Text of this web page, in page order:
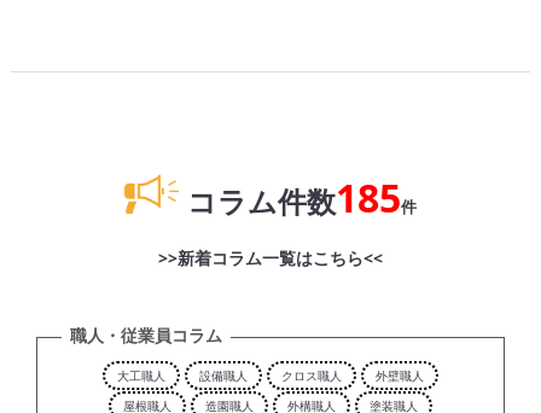
コラム件数185件
>>新着コラム一覧はこちら<<
職人・従業員コラム
大工職人 設備職人 クロス職人
外壁職人
屋根職人
造園職人 外構職人
塗装職人